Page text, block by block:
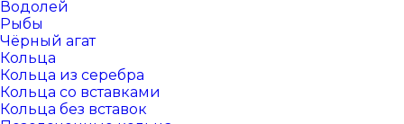
Водолей
Рыбы
Чёрный агат
Кольца
Кольца из серебра
Кольца со вставками
Кольца без вставок